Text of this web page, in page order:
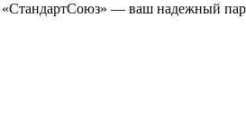
— ваш надежный